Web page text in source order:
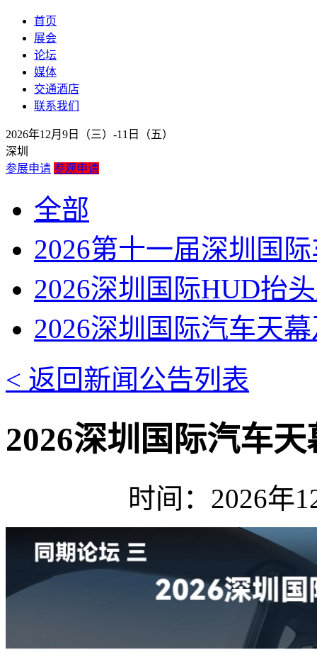
首页
展会
论坛
媒体
交通酒店
联系我们
2026年12月9日（三）-11日（五）
深圳
参展申请 参观申请
全部
2026第十一届深圳国
2026深圳国际HUD抬
2026深圳国际汽车天
< 返回新闻公告列表
2026深圳国际汽车
时间：2026年